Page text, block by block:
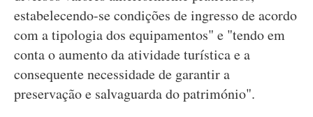
estabelecendo-se condições de ingresso de acordo
com a tipologia dos equipamentos" e "tendo em
conta o aumento da atividade turística e a
consequente necessidade de garantir a
preservação e salvaguarda do património".